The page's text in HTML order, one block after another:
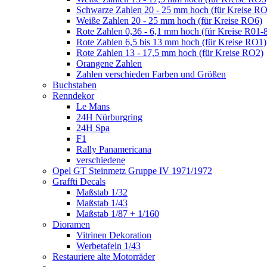
Schwarze Zahlen 20 - 25 mm hoch (für Kreise
Weiße Zahlen 20 - 25 mm hoch (für Kreise RO6)
Rote Zahlen 0,36 - 6,1 mm hoch (für Kreise R01-
Rote Zahlen 6,5 bis 13 mm hoch (für Kreise RO1)
Rote Zahlen 13 - 17,5 mm hoch (für Kreise RO2)
Orangene Zahlen
Zahlen verschieden Farben und Größen
Buchstaben
Renndekor
Le Mans
24H Nürburgring
24H Spa
F1
Rally Panamericana
verschiedene
Opel GT Steinmetz Gruppe IV 1971/1972
Graffti Decals
Maßstab 1/32
Maßstab 1/43
Maßstab 1/87 + 1/160
Dioramen
Vitrinen Dekoration
Werbetafeln 1/43
Restauriere alte Motorräder